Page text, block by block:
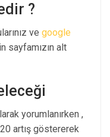
?
ve google
sayfamızın alt
yorumlanırken ,
artış göstererek